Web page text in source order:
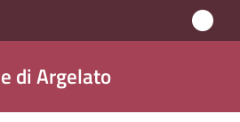
di Argelato